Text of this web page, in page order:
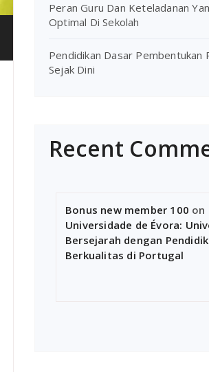
Peran Guru Dan Keteladanan
Optimal Di Sekolah
Pendidikan Dasar Pembentukan
Sejak Dini
Recent
Bonus new member 100 on
Universidade de Évora:
Bersejarah dengan
Berkualitas di Portugal